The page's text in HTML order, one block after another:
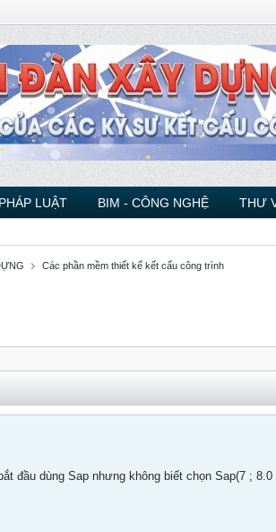
LUẬT BIM - CÔNG NGHỆ THƯ
Các phần mềm thiết kế kết cấu công trình
đầu dùng Sap nhưng không biết chọn Sap(7 ;